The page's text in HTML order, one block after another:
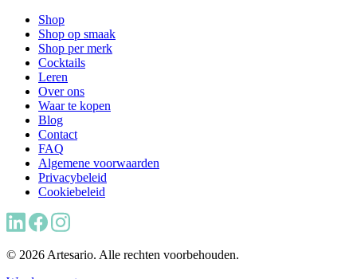
Shop
Shop op smaak
Shop per merk
Cocktails
Leren
Over ons
Waar te kopen
Blog
Contact
FAQ
Algemene voorwaarden
Privacybeleid
Cookiebeleid
© 2026 Artesario. Alle rechten voorbehouden.